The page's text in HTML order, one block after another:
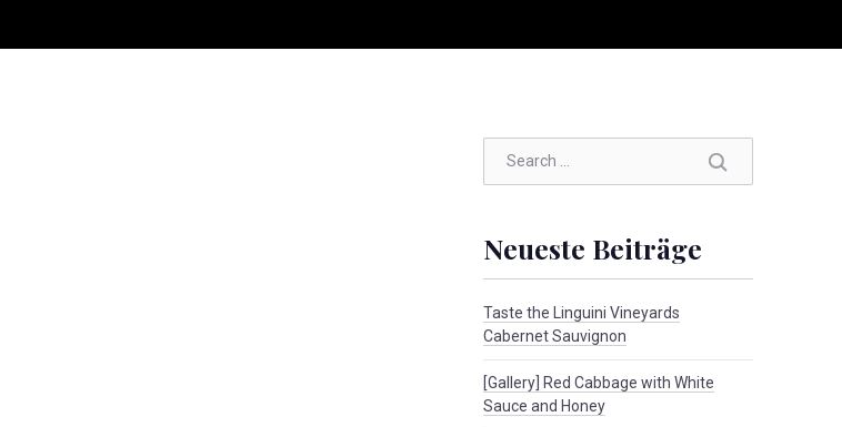
SEARCH
Neueste Beiträge
Taste the Linguini Vineyards
Cabernet Sauvignon
[Gallery] Red Cabbage with White
Sauce and Honey